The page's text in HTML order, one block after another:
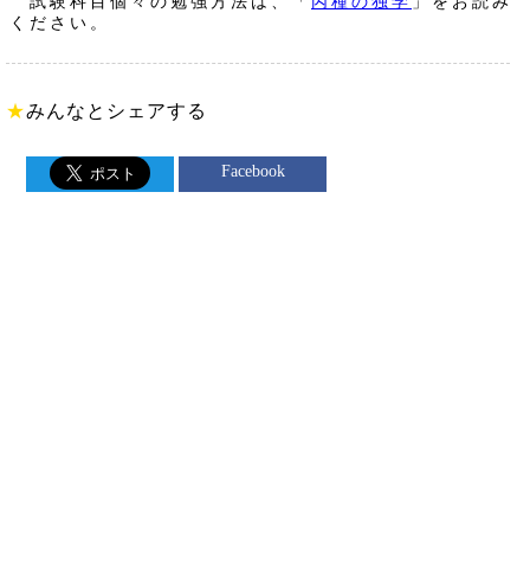
ください。
★みんなとシェアする
Facebook